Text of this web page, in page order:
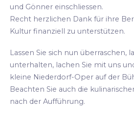
und Gönner einschliessen.
Recht herzlichen Dank für ihre
Kultur finanziell zu unterstützen.
Lassen Sie sich nun überraschen,
unterhalten, lachen Sie mit uns
kleine Niederdorf-Oper auf der
Beachten Sie auch die
nach der Aufführung.